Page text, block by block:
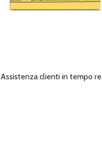
Assistenza clienti in tempo